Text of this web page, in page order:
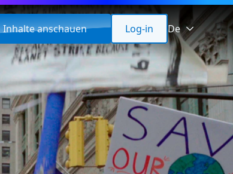
Inhalte anschauen Log-in De